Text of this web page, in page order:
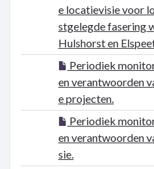
e locatievisie voor
stgelegde fasering
Hulshorst en
Periodiek
en verantwoorden
e projecten.
Periodiek
en verantwoorden
sie.